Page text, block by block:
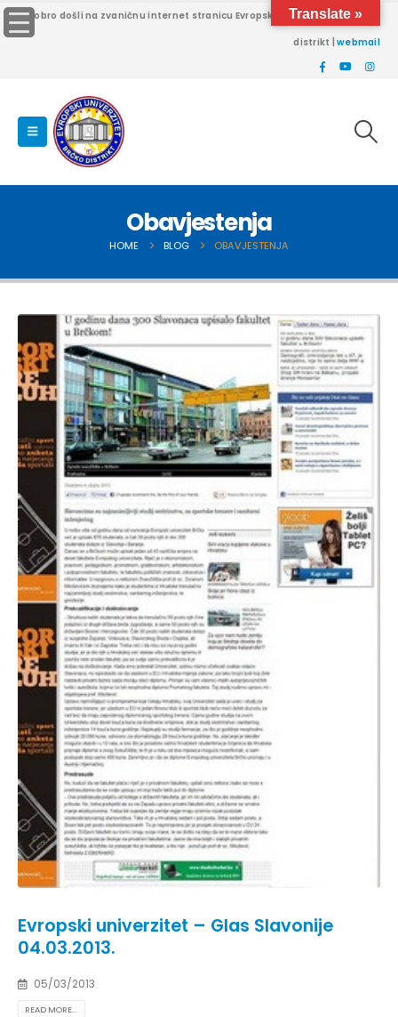
Dobro došli na zvaničnu internet stranicu Evropskog univerziteta Brčko
distrikt |webmail
Obavjestenja
HOME BLOG OBAVJESTENJA
Evropski univerzitet – Glas Slavonije
04.03.2013.
05/03/2013
READ MORE...
Translate »